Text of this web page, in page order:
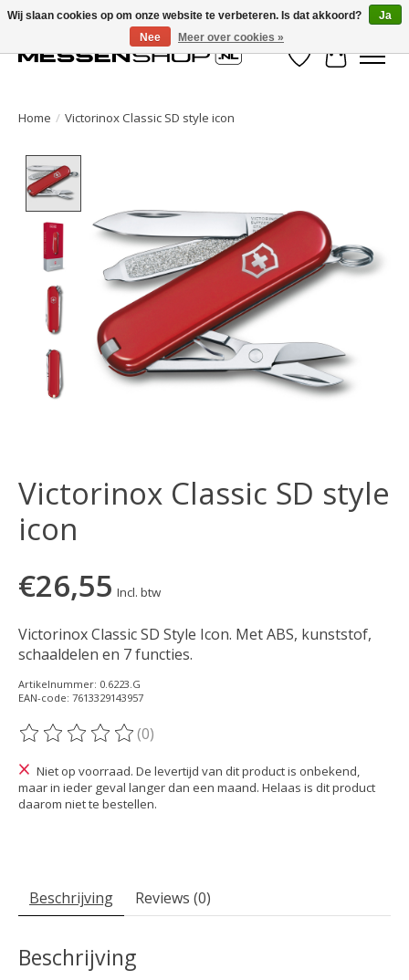
Verlanglijst
Home / Victorinox Classic SD style icon
Victorinox Classic SD style
icon
€26,55 Incl. btw
Victorinox Classic SD Style Icon. Met ABS, kunststof,
schaaldelen en 7 functies.
Artikelnummer: 0.6223.G
EAN-code: 7613329143957
De beoordeling van dit product is
(0)
Niet op voorraad. De levertijd van dit product is onbekend,
maar in ieder geval langer dan een maand. Helaas is dit product
daarom niet te bestellen.
Beschrijving Reviews (0)
Beschrijving
Wij slaan cookies op om onze website te verbeteren. Is dat akkoord?
Ja
Nee
Meer over cookies »